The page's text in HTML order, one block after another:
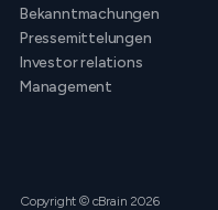
Bekanntmachungen
Pressemittelungen
Investor relations
Management
Copyright © cBrain 2026